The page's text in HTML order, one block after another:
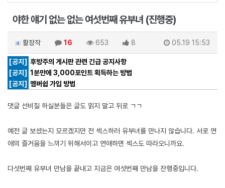
야한 얘기 없는 없는 여섯번째 유부녀 (진행중)
활장작 16 653 8 05.19 15:53
[공지] 후방주의 게시판 관련 긴급 공지사항
[공지] 1분만에 3,000포인트 획득하는 방법
[공지]
멤버쉽 가입 방법
댓글 선비질 하실분들은 글도 읽지 말고 뒤로 ㄱㄱ
예전 글 보셨는지 모르겠지만 전 섹스하러 유부녀를 만나지 않습니다. 서로 연
애의 즐거움을 느끼기 위해서이고 연애하면 섹스도 따라오니까요.
다섯번째 유부녀 만남을 끝내고 지금은 여섯번째 만남을 잔행중입니다.